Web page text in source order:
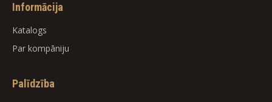
Informācija
Katalogs
Par kompāniju
Palīdzība